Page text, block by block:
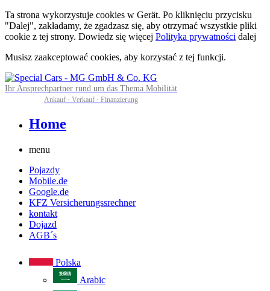
Ta strona wykorzystuje cookies w Gerät. Po kliknięciu przycisku
"Dalej", zakładamy, że zgadzasz się, aby otrzymać wszystkie pliki
cookie z tej strony. Dowiedz się więcej Polityka prywatności dalej
Musisz zaakceptować cookies, aby korzystać z tej funkcji.
Ihr Ansprechpartner rund um das Thema Mobilität
Ankauf · Verkauf · Finanzierung
Home
menu
Pojazdy
Mobile.de
Google.de
KFZ Versicherungssrechner
kontakt
Dojazd
AGB´s
Polska
Arabic